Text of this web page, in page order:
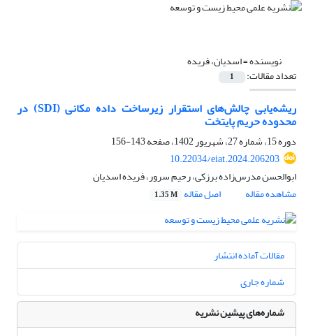
نویسنده =اسدیان، فریده
تعداد مقالات: 1
ریشه‌یابی چالش‌های استقرار زیرساخت داده مکانی (SDI) در
محدوده حریم پایتخت
دوره 15، شماره 27، شهریور 1402، صفحه
143-156
10.22034/eiat.2024.206203
ابوالحسن مدرس‌زاده برزکی، رحیم سرور، فریده اسدیان
مشاهده مقاله
اصل مقاله 1.35 M
مقالات آماده انتشار
شماره جاری
شماره‌های پیشین نشریه